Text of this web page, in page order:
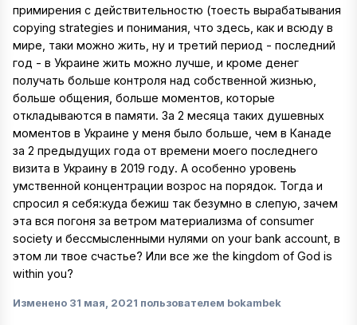
примирения с действительностю (тоесть вырабатывания
copying strategies и понимания, что здесь, как и всюду в
мире, таки можно жить, ну и третий период - последний
год - в Украине жить можно лучше, и кроме денег
получать больше контроля над собственной жизнью,
больше общения, больше моментов, которые
откладываются в памяти. За 2 месяца таких душевных
моментов в Украине у меня было больше, чем в Канаде
за 2 предыдущих года от времени моего последнего
визита в Украину в 2019 году. А особенно уровень
умственной концентрации возрос на порядок. Тогда и
спросил я себя:куда бежиш так безумно в слепую, зачем
эта вся погоня за ветром материализма of consumer
society и бессмысленными нулями on your bank account, в
этом ли твое счастье? Или все же the kingdom of God is
within you?
Изменено 31 мая, 2021 пользователем bokambek